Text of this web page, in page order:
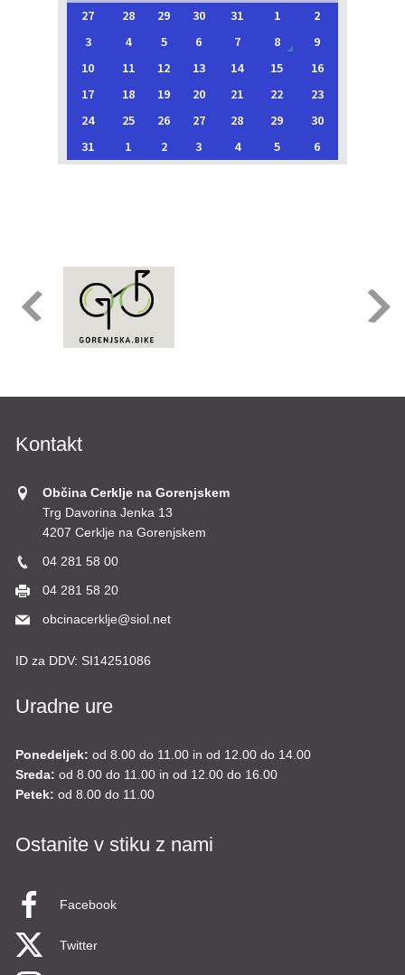
27 28 29 30 31 1
2
3
4 5 6 7 8
9
10
11 12 13 14 15
16
17
18 19 20 21 22
23
24
25 26 27 28 29
30
31
1 2 3 4 5 6
Kontakt
Občina Cerklje na Gorenjskem
Trg Davorina Jenka 13
4207 Cerklje na Gorenjskem
04 281 58 00
04 281 58 20
obcinacerklje@siol.net
ID za DDV: SI14251086
Uradne ure
Ponedeljek: od 8.00 do 11.00 in od 12.00 do 14.00
Sreda: od 8.00 do 11.00 in od 12.00 do 16.00
Petek: od 8.00 do 11.00
Ostanite v stiku z nami
Facebook
Twitter